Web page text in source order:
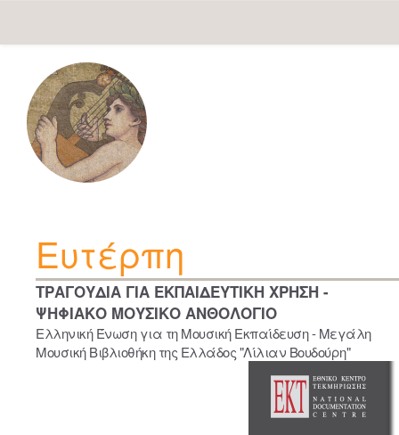
navigation
Ευτέρπη
ΤΡΑΓΟΥΔΙΑ ΓΙΑ ΕΚΠΑΙΔΕΥΤΙΚΗ ΧΡΗΣΗ -
ΨΗΦΙΑΚΟ ΜΟΥΣΙΚΟ ΑΝΘΟΛΟΓΙΟ
Ελληνική Ένωση για τη Μουσική Εκπαίδευση - Μεγάλη
Μουσική Βιβλιοθήκη της Ελλάδος "Λίλιαν Βουδούρη"